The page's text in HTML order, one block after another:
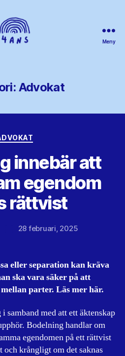
Meny
Advokat
Kategorier
innebär att
egendom
rättvist
Inläggsdatum
28 februari, 2025
eller separation kan kräva
ska vara säker på att
parter. Läs mer här.
samband med att ett äktenskap
Bodelning handlar om
egendomen på ett rättvist
krångligt om det saknas